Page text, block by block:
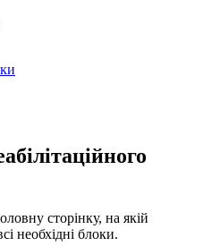
сторінку, на якій
необхідні блоки.